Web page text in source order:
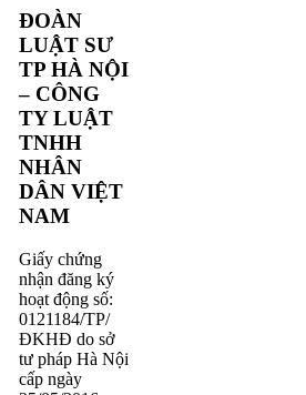
ĐOÀN
LUẬT SƯ
TP HÀ NỘI
– CÔNG
TY LUẬT
TNHH
NHÂN
DÂN VIỆT
NAM
Giấy chứng
nhận đăng ký
hoạt động số:
0121184/TP/
ĐKHĐ do sở
tư pháp Hà Nội
cấp ngày